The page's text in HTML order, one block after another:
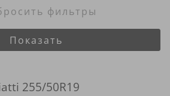
Показать
фильтры
255/50R19